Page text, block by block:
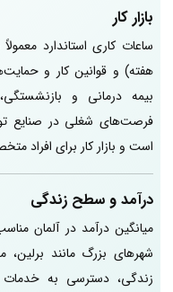
بازار کار
هفته) و قوانین کار و
بیمه درمانی و
فرصت‌های شغلی در صنایع
است و بازار کار برای افراد
درآمد و سطح زندگی
میانگین درآمد در آلمان
شهرهای بزرگ مانند برلین،
زندگی، دسترسی به